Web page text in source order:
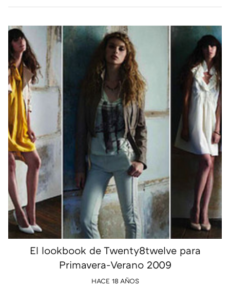
El lookbook de Twenty8twelve para
Primavera-Verano 2009
HACE 18 AÑOS